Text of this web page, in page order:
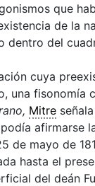
que
de la
dentro del
cuya
una fisonomía
Mitre
afirmarse
de mayo de
hasta el
del deán